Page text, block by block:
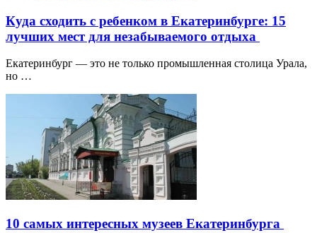
Куда сходить с ребенком в Екатеринбурге: 15
лучших мест для незабываемого отдыха
Екатеринбург — это не только промышленная столица Урала,
но …
10 самых интересных музеев Екатеринбурга